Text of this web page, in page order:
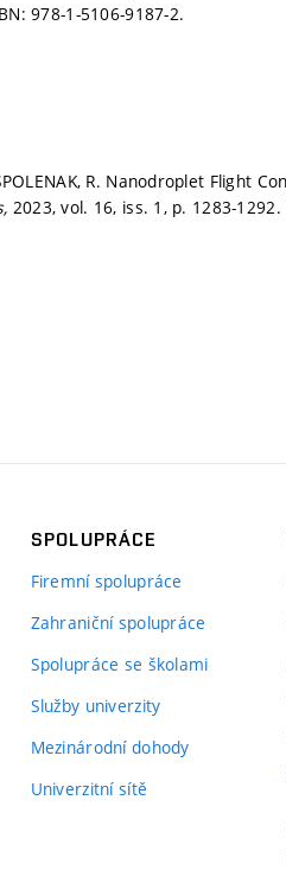
978-1-5106-9187-2.
R. Nanodroplet Flight
2023, vol. 16, iss. 1, p. 1283-1292.
SPOLUPRÁCE
Firemní spolupráce
Zahraniční spolupráce
Spolupráce se školami
Služby univerzity
Mezinárodní dohody
Univerzitní sítě